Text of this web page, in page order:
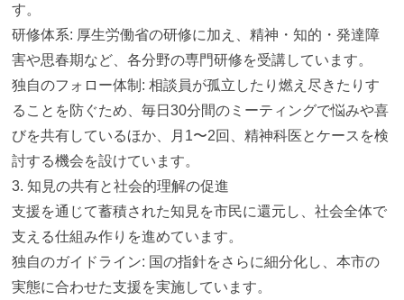
す。
研修体系: 厚生労働省の研修に加え、精神・知的・発達障
害や思春期など、各分野の専門研修を受講しています。
独自のフォロー体制: 相談員が孤立したり燃え尽きたりす
ることを防ぐため、毎日30分間のミーティングで悩みや喜
びを共有しているほか、
月1〜2回、精神科医とケースを検
討する機会を設けています。
3. 知見の共有と社会的理解の促進
支援を通じて蓄積された知見を市民に還元し、社会全体で
支える仕組み作りを進めています。
独自のガイドライン: 国の指針をさらに細分化し、本市の
実態に合わせた支援を実施しています。